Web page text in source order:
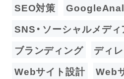
SEO対策
SNS・ソーシャルメディ
ブランディング
ディ
Webサイト設計
Web